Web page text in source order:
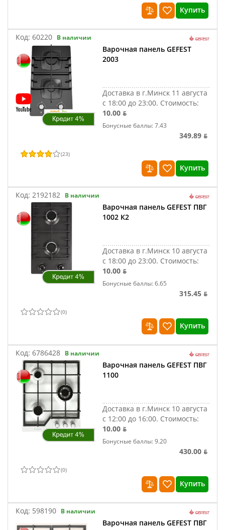
Купить
Код: 60220 В наличии
Варочная панель GEFEST
2003
Доставка в г.Минск 11 августа
с 18:00 до 23:00. Стоимость:
10.00 ƃ
Бонусные баллы: 7.43
349.89 ƃ
(23)
Купить
Код: 2192182 В наличии
Варочная панель GEFEST ПВГ
1002 К2
Доставка в г.Минск 10 августа
с 18:00 до 23:00. Стоимость:
10.00 ƃ
Бонусные баллы: 6.65
315.45 ƃ
(0)
Купить
Код: 6786428 В наличии
Варочная панель GEFEST ПВГ
1100
Доставка в г.Минск 10 августа
с 12:00 до 16:00. Стоимость:
10.00 ƃ
Бонусные баллы: 9.20
430.00 ƃ
(0)
Купить
Код: 598190 В наличии
Варочная панель GEFEST ПВГ